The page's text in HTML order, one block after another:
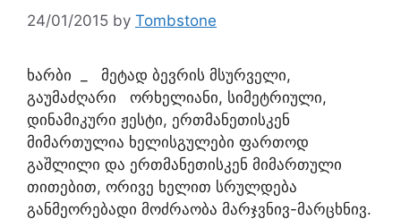
24/01/2015 by Tombstone
ხარბი _ მეტად ბევრის მსურველი,
გაუმაძღარი ორხელიანი, სიმეტრიული,
დინამიკური ჟესტი, ერთმანეთისკენ
მიმართულია ხელისგულები ფართოდ
გაშლილი და ერთმანეთისკენ მიმართული
თითებით, ორივე ხელით სრულდება
განმეორებადი მოძრაობა მარჯვნივ-მარცხნივ.